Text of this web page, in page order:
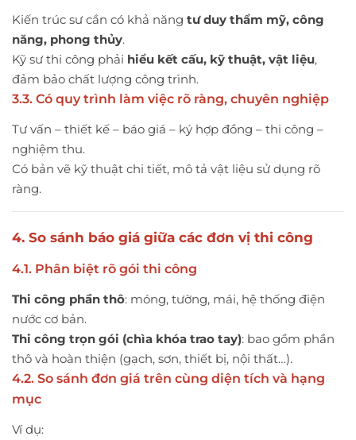
Kiến trúc sư cần có khả năng tư duy thẩm mỹ, công
năng, phong thủy.
Kỹ sư thi công phải hiểu kết cấu, kỹ thuật, vật liệu,
đảm bảo chất lượng công trình.
3.3. Có quy trình làm việc rõ ràng, chuyên nghiệp
Tư vấn – thiết kế – báo giá – ký hợp đồng – thi công –
nghiệm thu.
Có bản vẽ kỹ thuật chi tiết, mô tả vật liệu sử dụng rõ
ràng.
4. So sánh báo giá giữa các đơn vị thi công
4.1. Phân biệt rõ gói thi công
Thi công phần thô: móng, tường, mái, hệ thống điện
nước cơ bản.
Thi công trọn gói (chìa khóa trao tay): bao gồm phần
thô và hoàn thiện (gạch, sơn, thiết bị, nội thất…).
4.2. So sánh đơn giá trên cùng diện tích và hạng
mục
Ví dụ: